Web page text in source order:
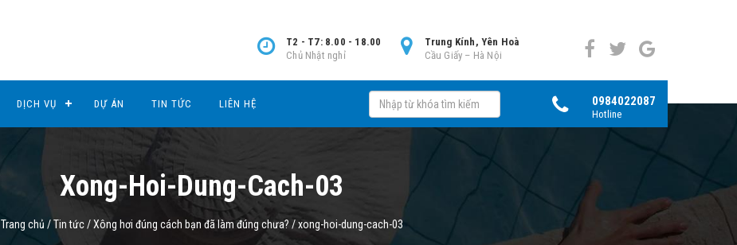
Trung Kính, Yên Hoà
Cầu Giấy – Hà Nội
T2 - T7: 8.00 - 18.00
Chủ Nhật nghỉ
DỊCH VỤ DỰ ÁN TIN TỨC LIÊN HỆ 0984022087
Hotline
Xong-Hoi-Dung-Cach-03
Trang chủ /Tin tức/Xông hơi đúng cách bạn đã làm đúng chưa? /xong-hoi-dung-cach-03